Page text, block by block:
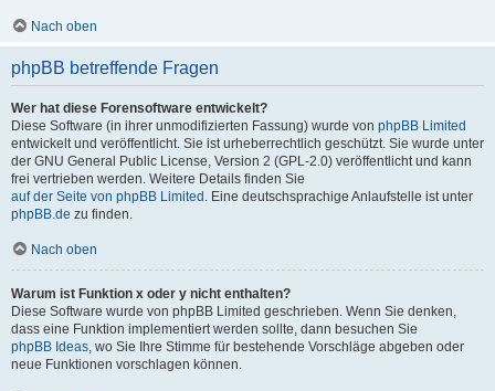
Nach oben
phpBB betreffende Fragen
Wer hat diese Forensoftware entwickelt?
Diese Software (in ihrer unmodifizierten Fassung) wurde von phpBB Limited
entwickelt und veröffentlicht. Sie ist urheberrechtlich geschützt. Sie wurde unter
der GNU General Public License, Version 2 (GPL-2.0) veröffentlicht und kann
frei vertrieben werden. Weitere Details finden Sie
auf der Seite von phpBB Limited . Eine deutschsprachige Anlaufstelle ist unter
phpBB.de zu finden.
Nach oben
Warum ist Funktion x oder y nicht enthalten?
Diese Software wurde von phpBB Limited geschrieben. Wenn Sie denken,
dass eine Funktion implementiert werden sollte, dann besuchen Sie
phpBB Ideas, wo Sie Ihre Stimme für bestehende Vorschläge abgeben oder
neue Funktionen vorschlagen können.